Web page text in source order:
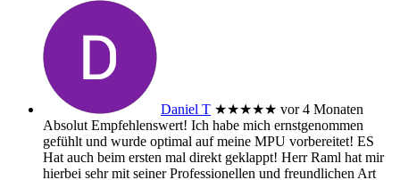
Daniel T ★★★★★ vor 4 Monaten
Absolut Empfehlenswert! Ich habe mich ernstgenommen
gefühlt und wurde optimal auf meine MPU vorbereitet! ES
Hat auch beim ersten mal direkt geklappt! Herr Raml hat mir
hierbei sehr mit seiner Professionellen und freundlichen Art